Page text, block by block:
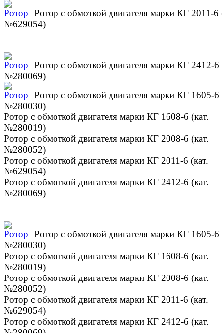
Ротор с обмоткой двигателя марки КГ 2011-6
№629054)
Ротор с обмоткой двигателя марки КГ 2412-6
№280069)
Ротор с обмоткой двигателя марки КГ 1605-6
№280030)
Ротор с обмоткой двигателя марки КГ 1608-6 (кат.
№280019)
Ротор с обмоткой двигателя марки КГ 2008-6 (кат.
№280052)
Ротор с обмоткой двигателя марки КГ 2011-6 (кат.
№629054)
Ротор с обмоткой двигателя марки КГ 2412-6 (кат.
№280069)
Ротор с обмоткой двигателя марки КГ 1605-6
№280030)
Ротор с обмоткой двигателя марки КГ 1608-6 (кат.
№280019)
Ротор с обмоткой двигателя марки КГ 2008-6 (кат.
№280052)
Ротор с обмоткой двигателя марки КГ 2011-6 (кат.
№629054)
Ротор с обмоткой двигателя марки КГ 2412-6 (кат.